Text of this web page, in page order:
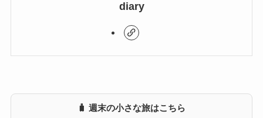
diary
🧳 週末の小さな旅はこちら